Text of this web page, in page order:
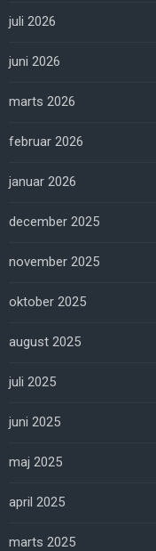
juli 2026
juni 2026
marts 2026
februar 2026
januar 2026
december 2025
november 2025
oktober 2025
august 2025
juli 2025
juni 2025
maj 2025
april 2025
marts 2025